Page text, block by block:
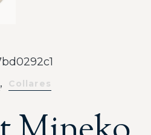
, Collares